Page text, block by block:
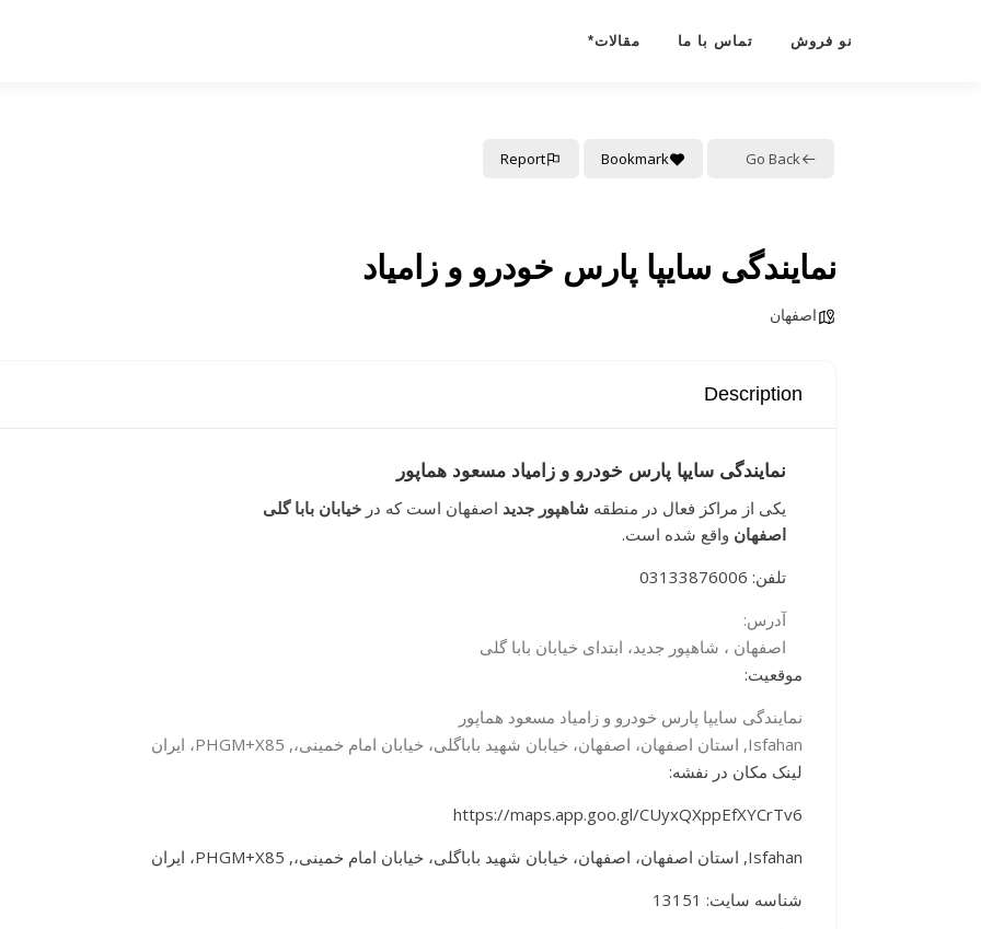
مقالات* تماس با ما نو فروش
Go Back
Bookmark
Report
نمایندگی سایپا پارس خودرو و زامیاد
اصفهان
Description
نمایندگی سایپا پارس خودرو و زامیاد مسعود هماپور
یکی از مراکز فعال در منطقه شاهپور جدید اصفهان است که در خیابان بابا گلی
اصفهان واقع شده است.
تلفن: 03133876006
آدرس:
اصفهان ، شاهپور جدید، ابتدای خیابان بابا گلی
موقعیت:
نمایندگی سایپا پارس خودرو و زامیاد مسعود هماپور
Isfahan, استان اصفهان، اصفهان، خیابان شهید باباگلی، خیابان امام خمینی،, PHGM+X85، ایران
لینک مکان در نفشه:
https://maps.app.goo.gl/CUyxQXppEfXYCrTv6
Isfahan, استان اصفهان، اصفهان، خیابان شهید باباگلی، خیابان امام خمینی،, PHGM+X85، ایران
شناسه سایت: 13151